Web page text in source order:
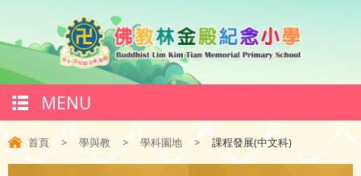
MENU
首頁 > 學與教 > 學科園地 > 課程發展(中文科)